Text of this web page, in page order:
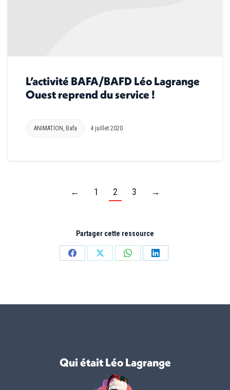
L’activité BAFA/BAFD Léo Lagrange
Ouest reprend du service !
ANIMATION Bafa 4 juillet 2020
← 1 2 3 →
Partager cette ressource
PartagerPartagerPartagerPartager
Qui était Léo Lagrange